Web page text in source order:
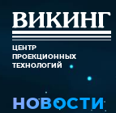
ЦЕНТР
ПРОЕКЦИОННЫХ
ТЕХНОЛОГИЙ
НОВОСТИ